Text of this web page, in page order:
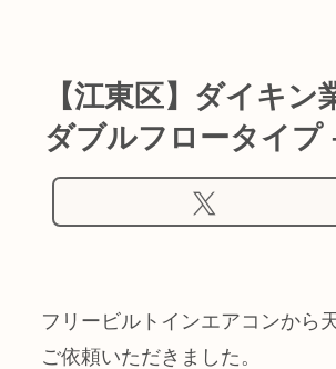
【江東区】ダイキ
ダブルフロータイプ
フリービルトインエアコンから
ご依頼いただきました。